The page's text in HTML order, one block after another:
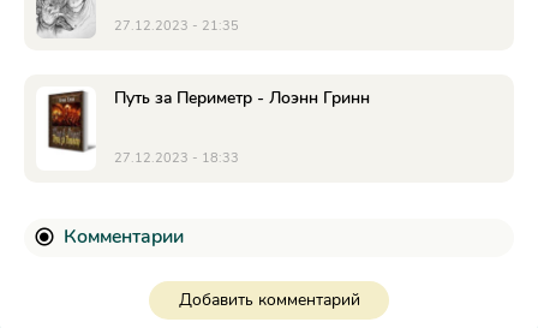
27.12.2023 - 21:35
Путь за Периметр - Лоэнн Гринн
27.12.2023 - 18:33
Комментарии
Добавить комментарий